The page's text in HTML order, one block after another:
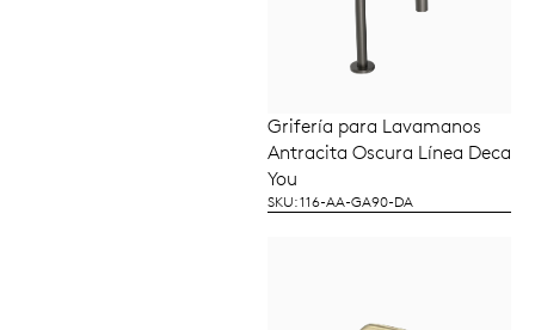
LEER MÁS
Grifería para Lavamanos
Antracita Oscura Línea Deca
You
SKU: 116-AA-GA90-DA